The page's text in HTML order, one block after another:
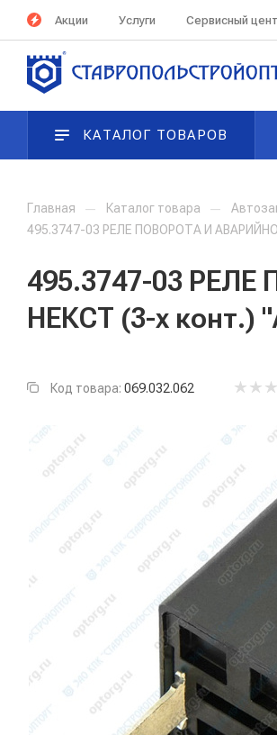
Акции Услуги Сервисный
КАТАЛОГ ТОВАРОВ
Главная — Каталог товара —
495.3747-03 РЕЛЕ ПОВОРОТА И
495.3747-03
НЕКСТ (3-х конт.)
Код товара: 069.032.062